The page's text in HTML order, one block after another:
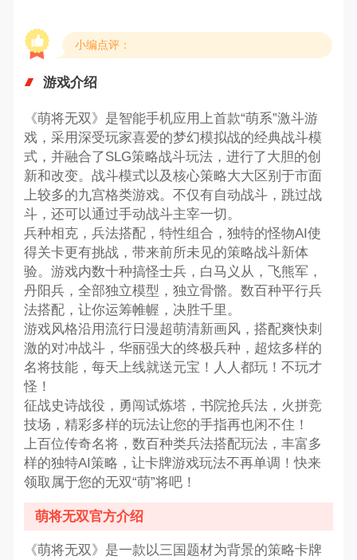
小编点评：
游戏介绍
《萌将无双》是智能手机应用上首款“萌系”激斗游
戏，采用深受玩家喜爱的梦幻模拟战的经典战斗模
式，并融合了SLG策略战斗玩法，进行了大胆的创
新和改变。战斗模式以及核心策略大大区别于市面
上较多的九宫格类游戏。不仅有自动战斗，跳过战
斗，还可以通过手动战斗主宰一切。
兵种相克，兵法搭配，特性组合，独特的怪物AI使
得关卡更有挑战，带来前所未见的策略战斗新体
验。游戏内数十种搞怪士兵，白马义从，飞熊军，
丹阳兵，全部独立模型，独立骨骼。数百种平行兵
法搭配，让你运筹帷幄，决胜千里。
游戏风格沿用流行日漫超萌清新画风，搭配爽快刺
激的对冲战斗，华丽强大的终极兵种，超炫多样的
名将技能，每天上线就送元宝！人人都玩！不玩才
怪！
征战史诗战役，勇闯试炼塔，书院抢兵法，火拼竞
技场，精彩多样的玩法让您的手指再也闲不住！
上百位传奇名将，数百种类兵法搭配玩法，丰富多
样的独特AI策略，让卡牌游戏玩法不再单调！快来
领取属于您的无双“萌”将吧！
萌将无双官方介绍
《萌将无双》是一款以三国题材为背景的策略卡牌